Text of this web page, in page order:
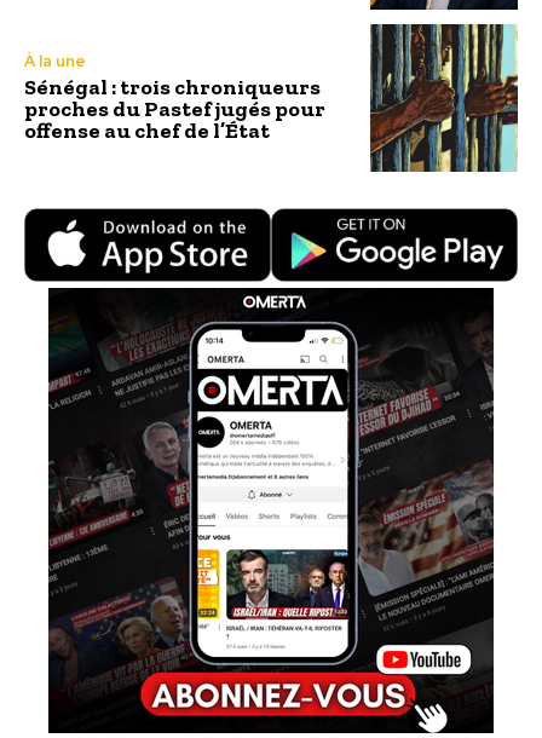
À la une
Sénégal : trois chroniqueurs
proches du Pastef jugés pour
offense au chef de l’État